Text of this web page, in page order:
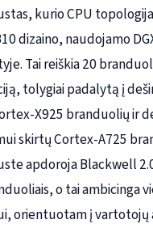
kurio CPU
dizaino, naudojamo
Tai reiškia 20
tolygiai padalytą į
X925 branduolių ir
skirtų Cortex-A725
apdoroja Blackwell
o tai ambicinga
orientuotam į vartotojų